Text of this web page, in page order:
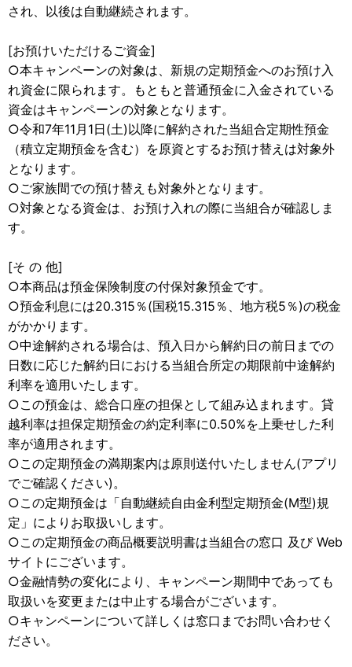
され、以後は自動継続されます。
[お預けいただけるご資金]
○本キャンペーンの対象は、新規の定期預金へのお預け入
れ資金に限られます。もともと普通預金に入金されている
資金はキャンペーンの対象となります。
○令和7年11月1日(土)以降に解約された当組合定期性預金
（積立定期預金を含む）を原資とするお預け替えは対象外
となります。
○ご家族間での預け替えも対象外となります。
○対象となる資金は、お預け入れの際に当組合が確認しま
す。
[そ の 他]
○本商品は預金保険制度の付保対象預金です。
○預金利息には20.315％(国税15.315％、地方税5％)の税金
がかかります。
○中途解約される場合は、預入日から解約日の前日までの
日数に応じた解約日における当組合所定の期限前中途解約
利率を適用いたします。
○この預金は、総合口座の担保として組み込まれます。貸
越利率は担保定期預金の約定利率に0.50%を上乗せした利
率が適用されます。
○この定期預金の満期案内は原則送付いたしません(アプリ
でご確認ください)。
○この定期預金は「自動継続自由金利型定期預金(M型)規
定」によりお取扱いします。
○この定期預金の商品概要説明書は当組合の窓口 及び Web
サイトにございます。
○金融情勢の変化により、キャンペーン期間中であっても
取扱いを変更または中止する場合がございます。
○キャンペーンについて詳しくは窓口までお問い合わせく
ださい。